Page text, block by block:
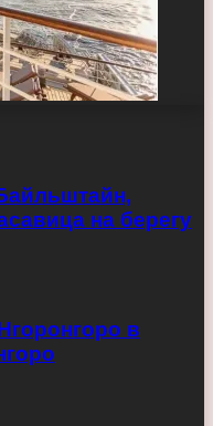
на берегу
в